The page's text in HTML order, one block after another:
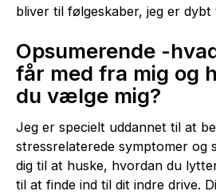
bliver til følgeskaber, jeg er dybt
Opsumerende -
får med fra mig og
du vælge mig?
Jeg er specielt uddannet til at
stressrelaterede symptomer og
dig til at huske, hvordan du
til at finde ind til dit indre drive.